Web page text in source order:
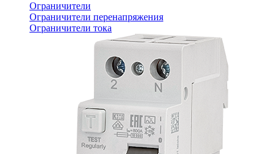
Ограничители
Ограничители перенапряжения
Ограничители тока